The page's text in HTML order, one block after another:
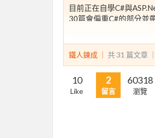
目前正在自學C#與
30篇會偏重C#的部分並
鐵人鍊成 ｜ 共 31 篇文章 ｜
10
Like
2
留言
60318
瀏覽